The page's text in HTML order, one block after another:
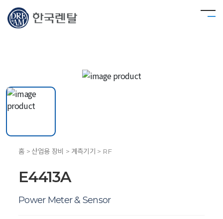
홈 > 산업용 장비 > 계측기기 > RF
E4413A
Power Meter & Sensor